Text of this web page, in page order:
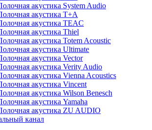
акустика System Audio
акустика T+A
акустика TEAC
акустика Thiel
акустика Totem Acoustic
акустика Ultimate
акустика Vector
акустика Verity Audio
акустика Vienna Acoustics
акустика Vincent
акустика Wilson Benesch
акустика Yamaha
акустика ZU AUDIO
канал